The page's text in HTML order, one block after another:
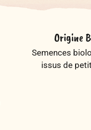
Origine
Semences
issus de